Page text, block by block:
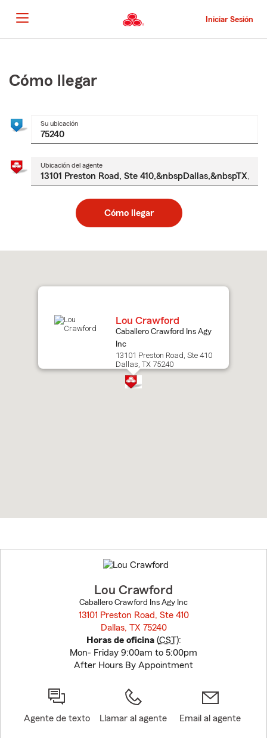
al
contenido
principal
Iniciar Sesión
principal
Cómo llegar
Su ubicación
Ubicación del agente
Cómo llegar
to
Lou Crawford
Caballero Crawford Ins Agy
Inc
13101 Preston Road, Ste 410
Dallas, TX 75240
to
before
Lou Crawford
Caballero Crawford Ins Agy Inc
13101 Preston Road, Ste 410
Dallas, TX 75240
Horas de oficina(CST):
Mon- Friday 9:00am to 5:00pm
After Hours By Appointment
Agente de texto Llamar al agente Email al agente